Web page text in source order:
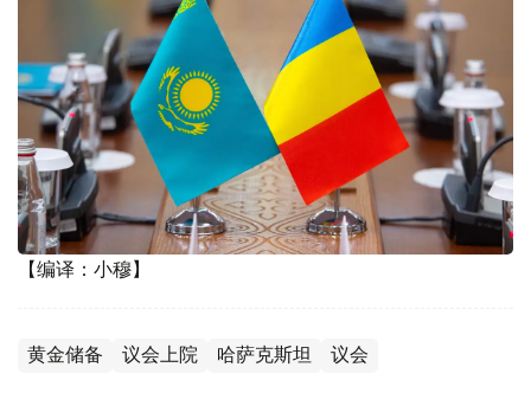
【编译：小穆】
黄金储备 议会上院 哈萨克斯坦 议会